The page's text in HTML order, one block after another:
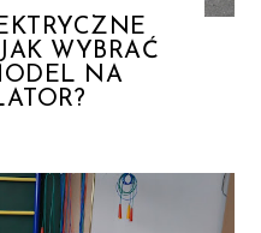
WYBRAĆ
NA